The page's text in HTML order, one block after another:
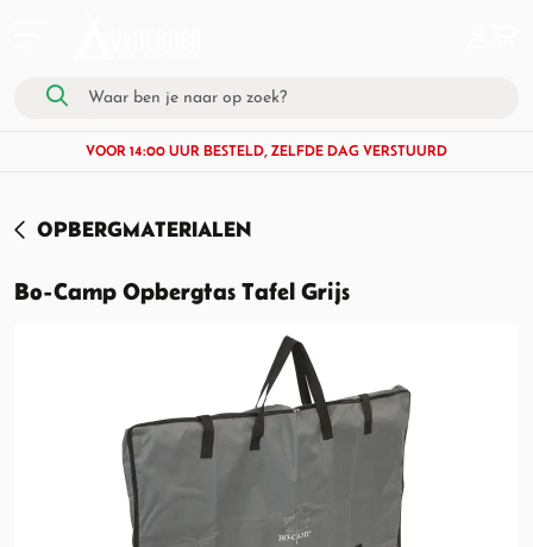
VOOR 14:00 UUR BESTELD, ZELFDE DAG VERSTUURD
OPBERGMATERIALEN
Bo-Camp Opbergtas Tafel Grijs